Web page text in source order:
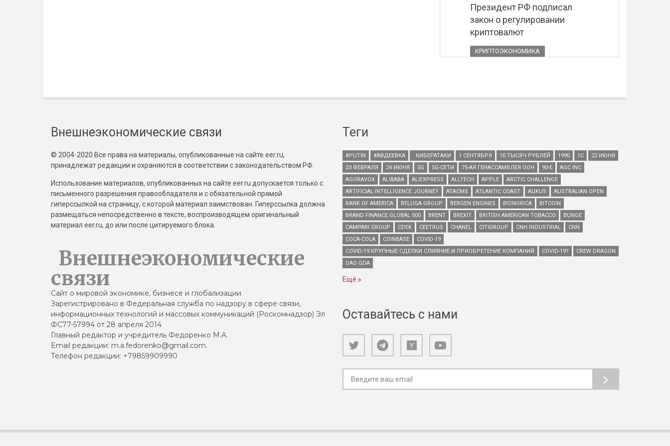
Президент РФ подписал
закон о регулировании
криптовалют
КРИПТОЭКОНОМИКА
Внешнеэкономические связи
© 2004-2020 Все права на материалы, опубликованные на сайте eer.ru,
принадлежат редакции и охраняются в соответствии с законодательством РФ.
Использование материалов, опубликованных на сайте eer.ru допускается только с
письменного разрешения правообладателя и с обязательной прямой
гиперссылкой на страницу, с которой материал заимствован. Гиперссылка должна
размещаться непосредственно в тексте, воспроизводящем оригинальный
материал eer.ru, до или после цитируемого блока.
Внешнеэкономические
связи
Сайт о мировой экономике, бизнесе и глобализации
Зарегистрировано в Федеральная служба по надзору в сфере связи,
информационных технологий и массовых коммуникаций (Роскомнадзор) Эл
ФС77-57994 от 28 апреля 2014
Главный редактор и учредитель Федоренко М.А.
Email редакции: m.a.fedorenko@gmail.com.
Телефон редакции: +79859909990
Теги
#PUTIN #АВДЕЕВКА . КИБЕРАТАКИ 1 СЕНТЯБРЯ 10 ТЫСЯЧ РУБЛЕЙ 1990 1С
22 ИЮНЯ
23 ФЕВРАЛЯ
24 ИЮНЯ 5G 5G-СЕТИ 75-АЯ ГЕНАССАМБЛЕЯ ООН 90-Е
AGC INC
AGORAVOX
ALIBABA ALIEXPRESS ALLTECH APPLE
ARCTIC CHALLENGE
ARTIFICIAL INTELLIGENCE JOURNEY
ATACMS ATLANTIC COAST AUKUS
AUSTRALIAN OPEN
BANK OF AMERICA
BELUGA GROUP BERGEN ENGINES BIONORICA
BITCOIN
BRAND FINANCE GLOBAL 500
BRENT BREXIT BRITISH AMERICAN TOBACCO
BUNGE
CAMPARI GROUP
CDEK CEETRUS CHANEL CITIGROUP CNH INDUSTRIAL
CNN
COCA-COLA
COINBASE
COVID-19
COVID-19 КРУПНЫЕ СДЕЛКИ СЛИЯНИЕ И ПРИОБРЕТЕНИЕ КОМПАНИЙ
COVID-19?
CREW DRAGON
DAO GDA
Ещё
Оставайтесь с нами